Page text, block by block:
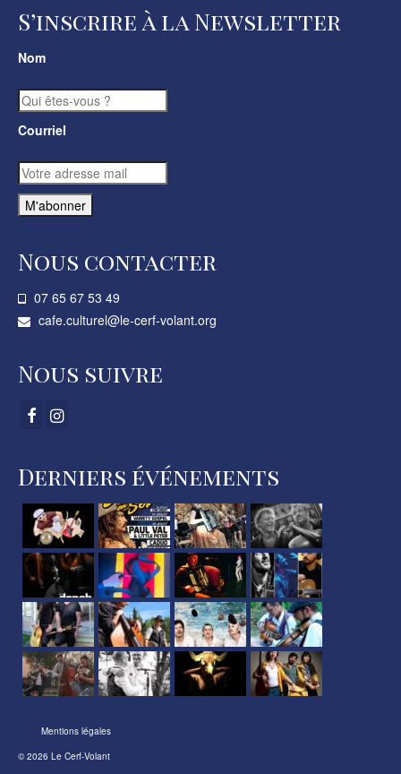
S’inscrire à la Newsletter
Nom
Courriel
Nous contacter
07 65 67 53 49­
cafe.culturel@le-cerf-volant.org
Nous suivre
Derniers événements
Mentions légales
© 2026 Le Cerf-Volant